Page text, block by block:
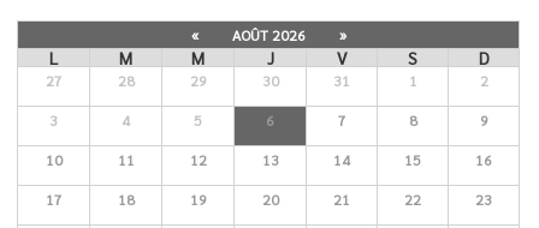
« AOÛT 2026 »
L M M J V S D
27 28 29 30 31 1 2
3 4 5 6 7 8 9
10 11 12 13 14 15 16
17 18 19 20 21 22 23